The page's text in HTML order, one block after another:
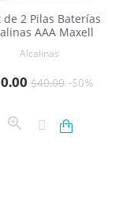
de 2 Pilas Baterías
AAA Maxell
Alcalinas
base$40.00 -50%